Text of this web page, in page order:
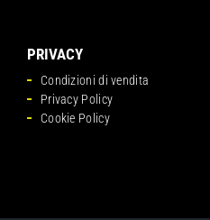
PRIVACY
Condizioni di vendita
Privacy Policy
Cookie Policy